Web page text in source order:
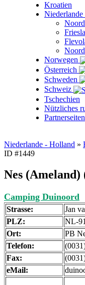
Kroatien
Norwegen
Österreich
Schweden
Schweiz
Tschechien
Nützliches
Partnerseiten
Niederlande - Holland »
ID #1449
Nes (Ameland)
Camping Duinoord
Strasse:
Jan
PLZ:
NL-
Ort:
PB
Telefon:
Fax:
eMail: